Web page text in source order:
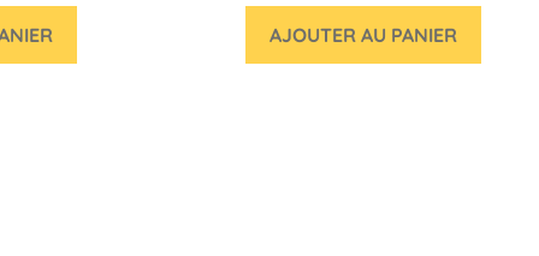
AJOUTER AU PANIER